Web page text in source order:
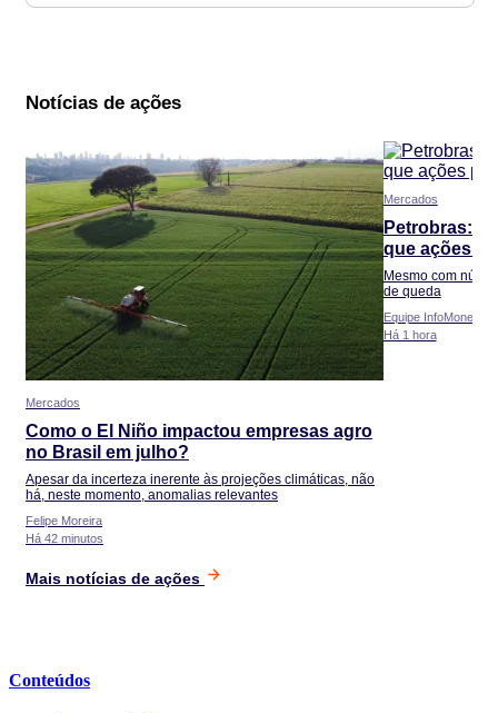
Notícias de ações
Mercados
Como o El Niño impactou empresas agro
no Brasil em julho?
Apesar da incerteza inerente às projeções climáticas, não
há, neste momento, anomalias relevantes
Felipe Moreira
Há 42 minutos
Mercados
Petrobras:
que ações
Mesmo com
de queda
Equipe InfoMoney
Há 1 hora
Mais notícias de ações
Conteúdos